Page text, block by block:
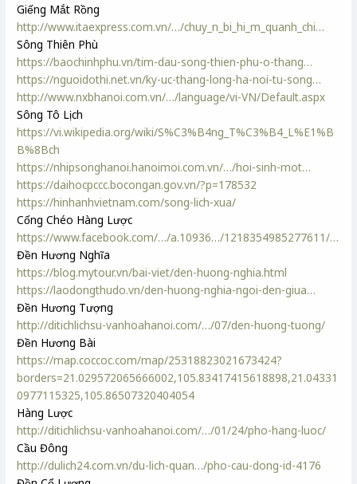
Giếng Mắt Rồng
http://www.itaexpress.com.vn/…/chuy_n_bi_hi_m_quanh_chi…
Sông Thiên Phù
https://baochinhphu.vn/tim-dau-song-thien-phu-o-thang…
https://nguoidothi.net.vn/ky-uc-thang-long-ha-noi-tu-song…
http://www.nxbhanoi.com.vn/…/language/vi-VN/Default.aspx
Sông Tô Lịch
https://vi.wikipedia.org/wiki/S%C3%B4ng_T%C3%B4_L%E1%B
B%8Bch
https://nhipsonghanoi.hanoimoi.com.vn/…/hoi-sinh-mot…
https://daihocpccc.bocongan.gov.vn/?p=178532
https://hinhanhvietnam.com/song-lich-xua/
Cống Chéo Hàng Lược
https://www.facebook.com/…/a.10936…/1218354985277611/…
Đền Hương Nghĩa
https://blog.mytour.vn/bai-viet/den-huong-nghia.html
https://laodongthudo.vn/den-huong-nghia-ngoi-den-giua…
Đền Hương Tượng
http://ditichlichsu-vanhoahanoi.com/…/07/den-huong-tuong/
Đền Hương Bài
https://map.coccoc.com/map/25318823021673424?
borders=21.029572065666002,105.83417415618898,21.04331
0977115325,105.86507320404054
Hàng Lược
http://ditichlichsu-vanhoahanoi.com/…/01/24/pho-hang-luoc/
Cầu Đông
http://dulich24.com.vn/du-lich-quan…/pho-cau-dong-id-4176